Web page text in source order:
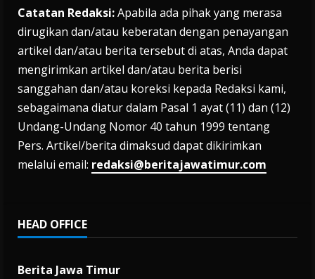
Catatan Redaksi:Apabila ada pihak yang merasa
dirugikan dan/atau keberatan dengan penayangan
artikel dan/atau berita tersebut di atas, Anda dapat
mengirimkan artikel dan/atau berita berisi
sanggahan dan/atau koreksi kepada Redaksi kami,
sebagaimana diatur dalam Pasal 1 ayat (11) dan (12)
Undang-Undang Nomor 40 tahun 1999 tentang
Pers. Artikel/berita dimaksud dapat dikirimkan
melalui email: redaksi@beritajawatimur.com
HEAD OFFICE
Berita Jawa Timur